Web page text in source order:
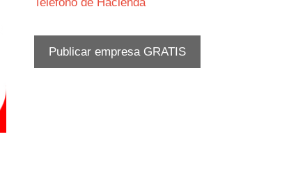
Publicar empresa GRATIS